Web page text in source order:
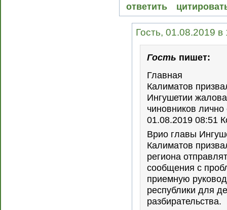
ответить
Гость, 01.08.2019
Гость пишет:
Главная
Калиматов
Ингушетии
чиновников лично
01.08.2019 08:51
Врио главы
Калиматов
региона
сообщения с
приемную
республики для
разбирательства.